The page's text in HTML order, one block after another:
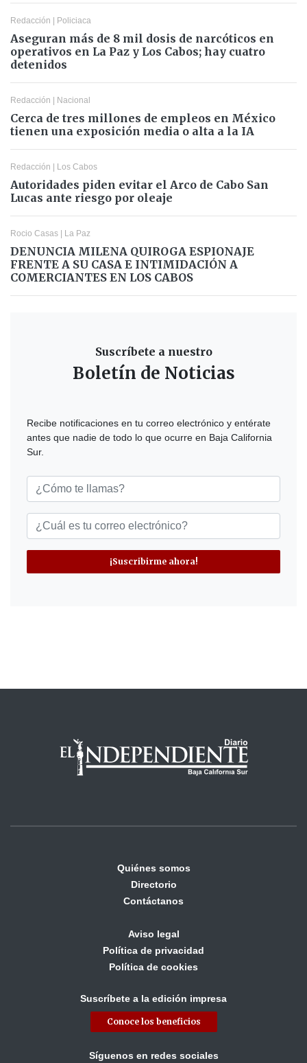
Redacción | Policiaca
Aseguran más de 8 mil dosis de narcóticos en
operativos en La Paz y Los Cabos; hay cuatro
detenidos
Redacción | Nacional
Cerca de tres millones de empleos en México
tienen una exposición media o alta a la IA
Redacción | Los Cabos
Autoridades piden evitar el Arco de Cabo San
Lucas ante riesgo por oleaje
Rocio Casas | La Paz
DENUNCIA MILENA QUIROGA ESPIONAJE
FRENTE A SU CASA E INTIMIDACIÓN A
COMERCIANTES EN LOS CABOS
Suscríbete a nuestro
Boletín de Noticias
Recibe notificaciones en tu correo electrónico y entérate
antes que nadie de todo lo que ocurre en Baja California
Sur.
¡Suscribirme ahora!
Quiénes somos
Directorio
Contáctanos
Aviso legal
Política de privacidad
Política de cookies
Suscríbete a la edición impresa
Conoce los beneficios
Síguenos en redes sociales